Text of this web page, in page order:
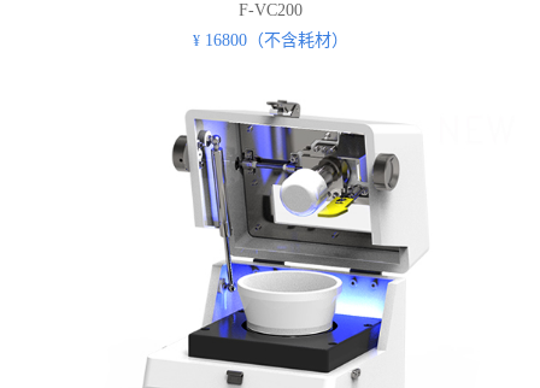
F-VC200
¥ 16800（不含耗材）